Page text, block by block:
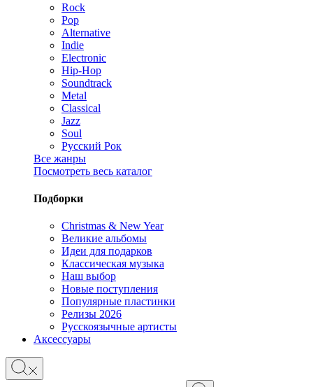
Rock
Pop
Alternative
Indie
Electronic
Hip-Hop
Soundtrack
Metal
Classical
Jazz
Soul
Русский Рок
Все жанры
Посмотреть весь каталог
Подборки
Christmas & New Year
Великие альбомы
Идеи для подарков
Классическая музыка
Наш выбор
Новые поступления
Популярные пластинки
Релизы 2026
Русскоязычные артисты
Аксессуары